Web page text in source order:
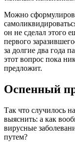
Можно
он не сделал этого
первого
за долгие два года
этот вопрос пока
предложит.
Оспенный
Так что случилось
выяснить: а как
вирусные
путем?